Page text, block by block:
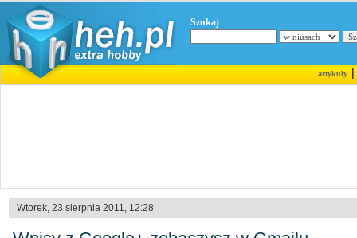
Szukaj
artykuły|
Wtorek, 23 sierpnia 2011, 12:28